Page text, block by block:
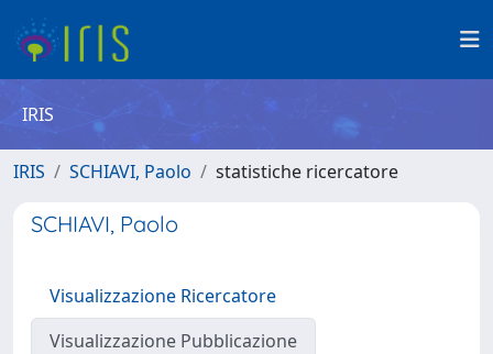
IRIS
IRIS SCHIAVI, Paolo statistiche ricercatore
SCHIAVI, Paolo
Visualizzazione Ricercatore
Visualizzazione Pubblicazione